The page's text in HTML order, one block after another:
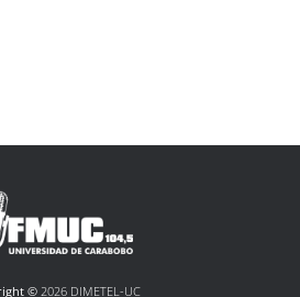
© 2026 DIMETEL-UC